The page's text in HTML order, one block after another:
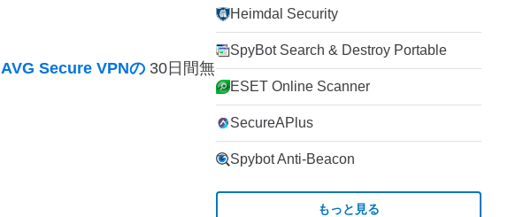
AVG Secure VPNの 30日間無
Heimdal Security
SpyBot Search & Destroy Portable
ESET Online Scanner
SecureAPlus
Spybot Anti-Beacon
もっと見る